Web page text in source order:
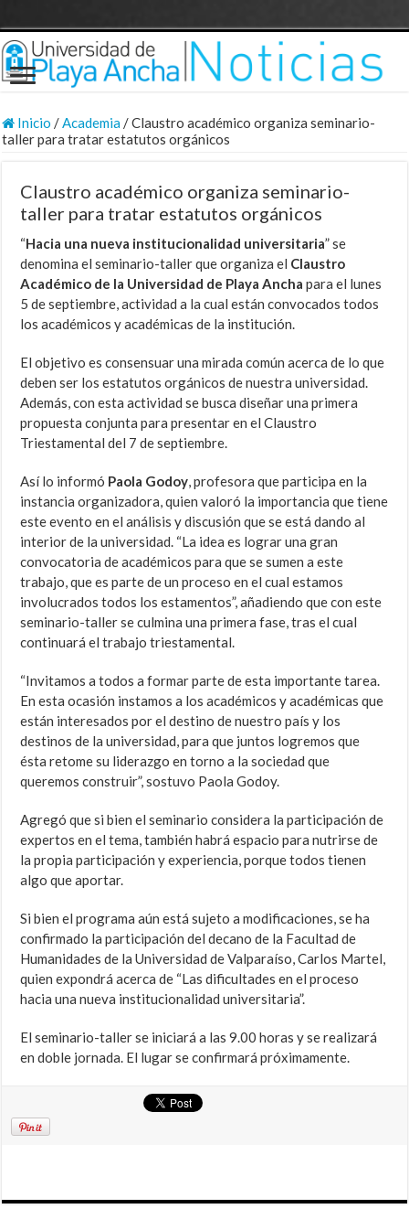
Inicio /Academia/Claustro académico organiza seminario-
taller para tratar estatutos orgánicos
Claustro académico organiza seminario-
taller para tratar estatutos orgánicos
“Hacia una nueva institucionalidad universitaria” se
denomina el seminario-taller que organiza el Claustro
Académico de la Universidad de Playa Ancha para el lunes
5 de septiembre, actividad a la cual están convocados todos
los académicos y académicas de la institución.
El objetivo es consensuar una mirada común acerca de lo que
deben ser los estatutos orgánicos de nuestra universidad.
Además, con esta actividad se busca diseñar una primera
propuesta conjunta para presentar en el Claustro
Triestamental del 7 de septiembre.
Así lo informó Paola Godoy, profesora que participa en la
instancia organizadora, quien valoró la importancia que tiene
este evento en el análisis y discusión que se está dando al
interior de la universidad. “La idea es lograr una gran
convocatoria de académicos para que se sumen a este
trabajo, que es parte de un proceso en el cual estamos
involucrados todos los estamentos”, añadiendo que con este
seminario-taller se culmina una primera fase, tras el cual
continuará el trabajo triestamental.
“Invitamos a todos a formar parte de esta importante tarea.
En esta ocasión instamos a los académicos y académicas que
están interesados por el destino de nuestro país y los
destinos de la universidad, para que juntos logremos que
ésta retome su liderazgo en torno a la sociedad que
queremos construir”, sostuvo Paola Godoy.
Agregó que si bien el seminario considera la participación de
expertos en el tema, también habrá espacio para nutrirse de
la propia participación y experiencia, porque todos tienen
algo que aportar.
Si bien el programa aún está sujeto a modificaciones, se ha
confirmado la participación del decano de la Facultad de
Humanidades de la Universidad de Valparaíso, Carlos Martel,
quien expondrá acerca de “Las dificultades en el proceso
hacia una nueva institucionalidad universitaria”.
El seminario-taller se iniciará a las 9.00 horas y se realizará
en doble jornada. El lugar se confirmará próximamente.